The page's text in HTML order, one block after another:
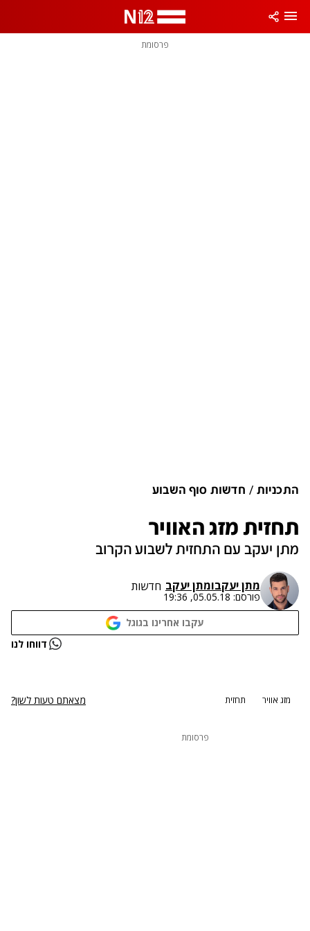
פרסומת
התכניות חדשות סוף השבוע
תחזית מזג האוויר
מתן יעקב עם התחזית לשבוע הקרוב
מתן יעקבומתן יעקב חדשות
פורסם: 05.05.18, 19:36
עקבו אחרינו בגוגל
נתקלנו בבעיה דווחו לנו
מזג אוויר תחזית מצאתם טעות לשון?
פרסומת